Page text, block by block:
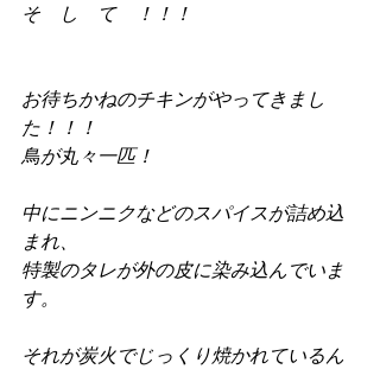
そ　し　て　！！！
お待ちかねのチキンがやってきまし
た！！！
鳥が丸々一匹！
中にニンニクなどのスパイスが詰め込
まれ、
特製のタレが外の皮に染み込んでいま
す。
それが炭火でじっくり焼かれているん